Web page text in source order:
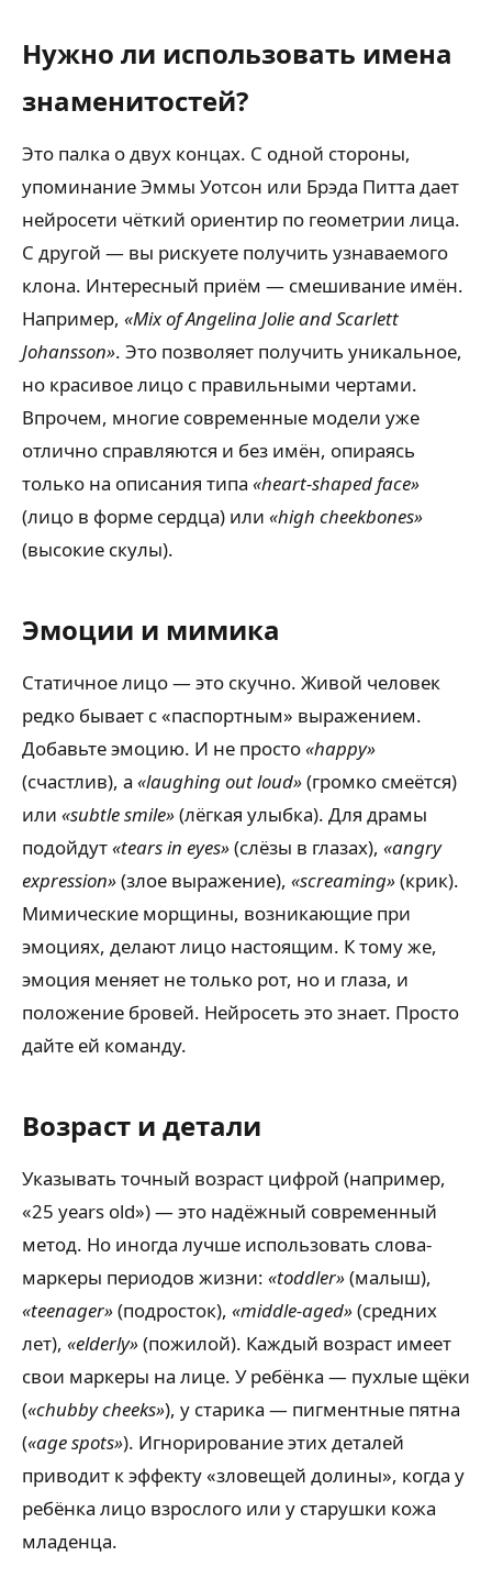
Нужно ли использовать имена
знаменитостей?
Это палка о двух концах. С одной стороны,
упоминание Эммы Уотсон или Брэда Питта дает
нейросети чёткий ориентир по геометрии лица.
С другой — вы рискуете получить узнаваемого
клона. Интересный приём — смешивание имён.
Например, «Mix of Angelina Jolie and Scarlett
Johansson». Это позволяет получить уникальное,
но красивое лицо с правильными чертами.
Впрочем, многие современные модели уже
отлично справляются и без имён, опираясь
только на описания типа «heart-shaped face»
(лицо в форме сердца) или «high cheekbones»
(высокие скулы).
Эмоции и мимика
Статичное лицо — это скучно. Живой человек
редко бывает с «паспортным» выражением.
Добавьте эмоцию. И не просто«happy»
(счастлив), а «laughing out loud»(громко смеётся)
или «subtle smile»(лёгкая улыбка). Для драмы
подойдут«tears in eyes»(слёзы в глазах), «angry
expression»(злое выражение), «screaming»(крик).
Мимические морщины, возникающие при
эмоциях, делают лицо настоящим. К тому же,
эмоция меняет не только рот, но и глаза, и
положение бровей. Нейросеть это знает. Просто
дайте ей команду.
Возраст и детали
Указывать точный возраст цифрой (например,
«25 years old») — это надёжный современный
метод. Но иногда лучше использовать слова-
маркеры периодов жизни: «toddler»(малыш),
«teenager»(подросток), «middle-aged»(средних
лет), «elderly»(пожилой). Каждый возраст имеет
свои маркеры на лице. У ребёнка — пухлые щёки
(«chubby cheeks»), у старика — пигментные пятна
(«age spots»). Игнорирование этих деталей
приводит к эффекту «зловещей долины», когда у
ребёнка лицо взрослого или у старушки кожа
младенца.